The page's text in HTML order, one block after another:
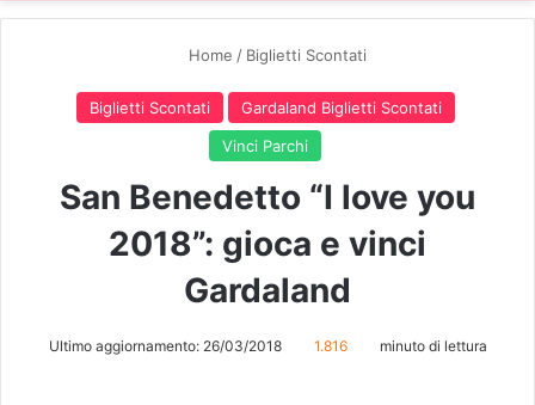
Home / Biglietti Scontati
Biglietti Scontati
Gardaland Biglietti Scontati
Vinci Parchi
San Benedetto “I love you
2018”: gioca e vinci
Gardaland
Ultimo aggiornamento: 26/03/2018 1.816 minuto di lettura